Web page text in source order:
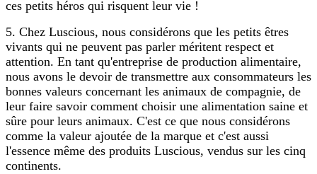
ces petits héros qui risquent leur vie !
5. Chez Luscious, nous considérons que les petits êtres
vivants qui ne peuvent pas parler méritent respect et
attention. En tant qu'entreprise de production alimentaire,
nous avons le devoir de transmettre aux consommateurs les
bonnes valeurs concernant les animaux de compagnie, de
leur faire savoir comment choisir une alimentation saine et
sûre pour leurs animaux. C'est ce que nous considérons
comme la valeur ajoutée de la marque et c'est aussi
l'essence même des produits Luscious, vendus sur les cinq
continents.